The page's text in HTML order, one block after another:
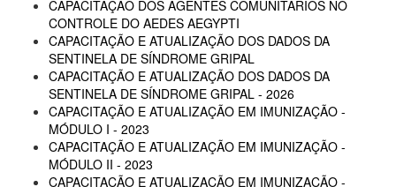
CAPACITAÇÃO DOS AGENTES COMUNITÁRIOS NO
CONTROLE DO AEDES AEGYPTI
CAPACITAÇÃO E ATUALIZAÇÃO DOS DADOS DA
SENTINELA DE SÍNDROME GRIPAL
CAPACITAÇÃO E ATUALIZAÇÃO DOS DADOS DA
SENTINELA DE SÍNDROME GRIPAL - 2026
CAPACITAÇÃO E ATUALIZAÇÃO EM IMUNIZAÇÃO -
MÓDULO I - 2023
CAPACITAÇÃO E ATUALIZAÇÃO EM IMUNIZAÇÃO -
MÓDULO II - 2023
CAPACITAÇÃO E ATUALIZAÇÃO EM IMUNIZAÇÃO -